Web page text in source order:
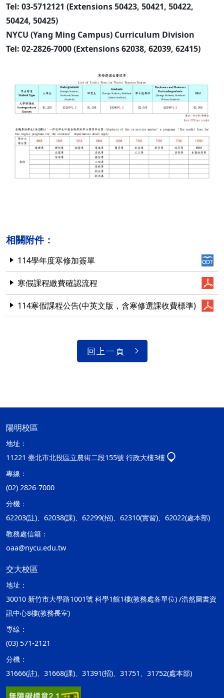
Tel: 03-5712121 (Extensions 50423, 50421, 50422,
50424, 50425)
NYCU (Yang Ming Campus) Curriculum Division
Tel: 02-2826-7000 (Extensions 62038, 62039, 62415)
相關附件：
114學年度寒修加簽單
寒假課程繳費確認流程
114寒假課程公告(中英文版，含寒修選課收費標準)
回上一頁
陽明校區
地址：
11221 臺北市北投區立農街二段155號 行政大樓3樓
專線：
(02) 2826-7000
分機：
62203(註)、62038(課)、62299(招)、62310(實習)、62022(處本部)
教務處信箱：
oaa@nycu.edu.tw
交大校區
地址：
30010 新竹市大學路1001號 科學1館1樓(教務處各單位) /浩然圖書資
訊中心8樓(教務長室)
專線：
(03) 571-2121
分機：
31666(註)、31668(課)、31391(招)、31751、31752(處本部)